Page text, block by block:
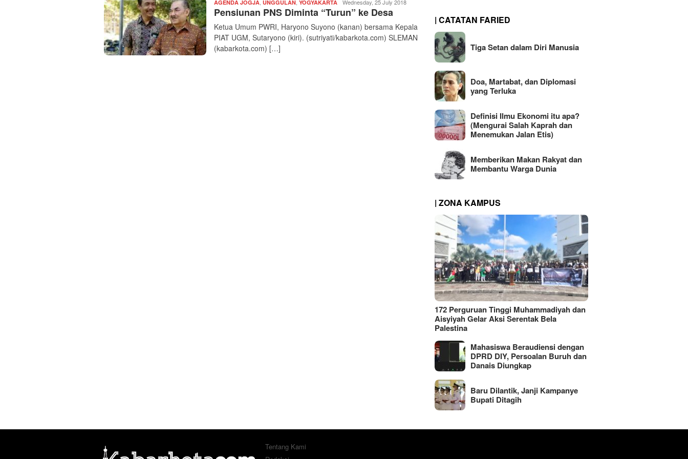
AGENDA JOGJA UNGGULAN YOGYAKARTA Redaksi
|
kabarkota
Wednesday, 25 July 2018
Pensiunan PNS Diminta “Turun” ke Desa
Ketua Umum PWRI, Haryono Suyono (kanan) bersama Kepala
PIAT UGM, Sutaryono (kiri). (sutriyati/kabarkota.com) SLEMAN
(kabarkota.com) […]
| CATATAN FARIED
Tiga Setan dalam Diri Manusia
Doa, Martabat, dan Diplomasi
yang Terluka
Definisi Ilmu Ekonomi itu apa?
(Mengurai Salah Kaprah dan
Menemukan Jalan Etis)
Memberikan Makan Rakyat dan
Membantu Warga Dunia
| ZONA KAMPUS
172 Perguruan Tinggi Muhammadiyah dan
Aisyiyah Gelar Aksi Serentak Bela
Palestina
Mahasiswa Beraudiensi dengan
DPRD DIY, Persoalan Buruh dan
Danais Diungkap
Baru Dilantik, Janji Kampanye
Bupati Ditagih
Tentang Kami